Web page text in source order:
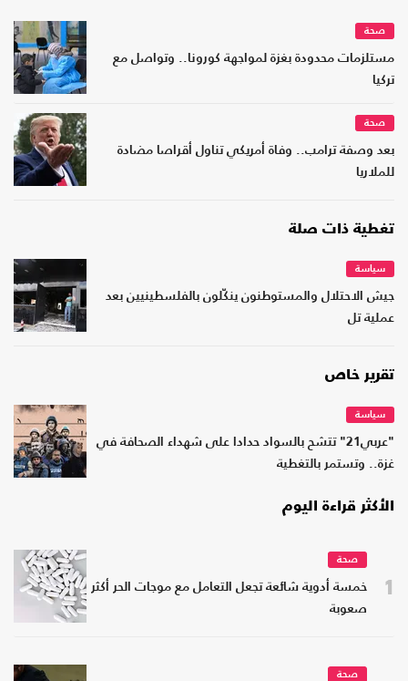
صحة
مستلزمات محدودة بغزة لمواجهة كورونا.. وتواصل مع
تركيا
صحة
بعد وصفة ترامب.. وفاة أمريكي تناول أقراصا مضادة
للملاريا
تغطية ذات صلة
سياسة
جيش الاحتلال والمستوطنون ينكّلون بالفلسطينيين بعد
عملية تل
تقرير خاص
سياسة
"عربي21" تتشح بالسواد حدادا على شهداء الصحافة في
غزة.. وتستمر بالتغطية
الأكثر قراءة اليوم
1
صحة
خمسة أدوية شائعة تجعل التعامل مع موجات الحر أكثر
صعوبة
صحة